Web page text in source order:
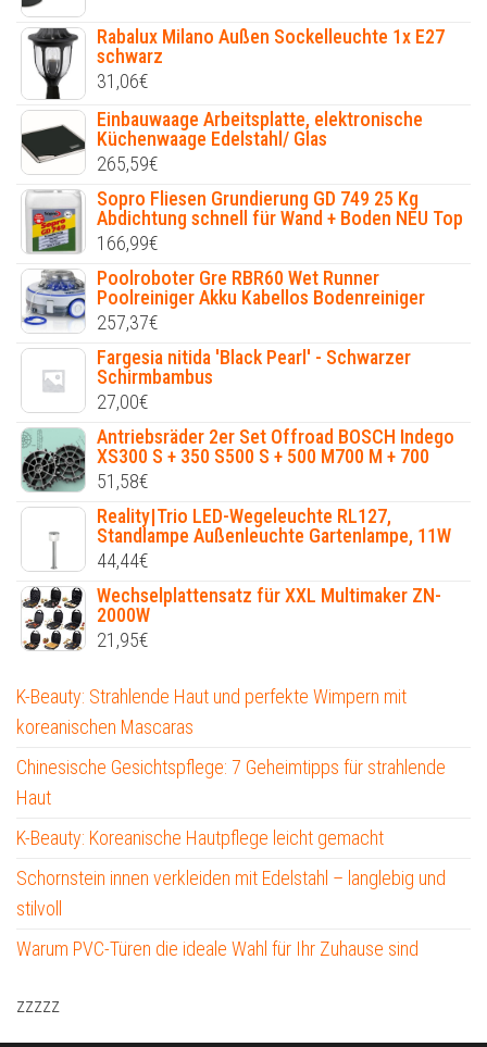
Rabalux Milano Außen Sockelleuchte 1x E27
schwarz
31,06€
Einbauwaage Arbeitsplatte, elektronische
Küchenwaage Edelstahl/ Glas
265,59€
Sopro Fliesen Grundierung GD 749 25 Kg
Abdichtung schnell für Wand + Boden NEU Top
166,99€
Poolroboter Gre RBR60 Wet Runner
Poolreiniger Akku Kabellos Bodenreiniger
257,37€
Fargesia nitida 'Black Pearl' - Schwarzer
Schirmbambus
27,00€
Antriebsräder 2er Set Offroad BOSCH Indego
XS300 S + 350 S500 S + 500 M700 M + 700
51,58€
Reality|Trio LED-Wegeleuchte RL127,
Standlampe Außenleuchte Gartenlampe, 11W
44,44€
Wechselplattensatz für XXL Multimaker ZN-
2000W
21,95€
K-Beauty: Strahlende Haut und perfekte Wimpern mit
koreanischen Mascaras
Chinesische Gesichtspflege: 7 Geheimtipps für strahlende
Haut
K-Beauty: Koreanische Hautpflege leicht gemacht
Schornstein innen verkleiden mit Edelstahl – langlebig und
stilvoll
Warum PVC-Türen die ideale Wahl für Ihr Zuhause sind
zzzzz